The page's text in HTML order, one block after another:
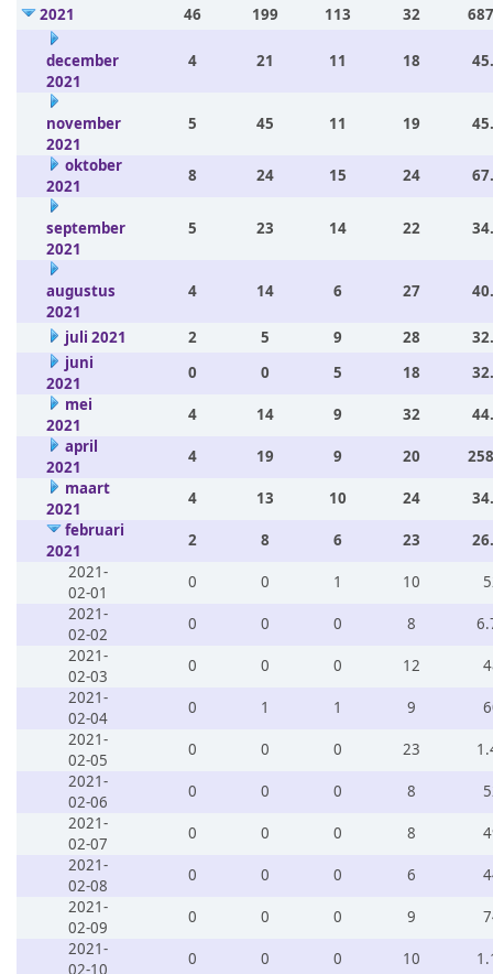
2021
46 199 113 32
december
2021
4 21 11 18
november
2021
5 45 11 19
oktober
2021
8 24 15 24
september
2021
5 23 14 22
augustus
2021
4 14 6 27
juli 2021 2 5 9 28
juni
2021
0 0 5 18
mei
2021
4 14 9 32
april
2021
4 19 9 20
maart
2021
4 13 10 24
februari
2021
2 8 6 23
2021-
02-01
0 0 1 10
2021-
02-02
0 0 0 8
2021-
02-03
0 0 0 12
2021-
02-04
0 1 1 9
2021-
02-05
0 0 0 23
2021-
02-06
0 0 0 8
2021-
02-07
0 0 0 8
2021-
02-08
0 0 0 6
2021-
02-09
0 0 0 9
2021-
02-10
0 0 0 10